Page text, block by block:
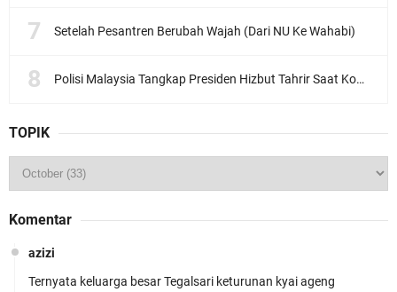
Setelah Pesantren Berubah Wajah (Dari NU Ke Wahabi)
Polisi Malaysia Tangkap Presiden Hizbut Tahrir Saat Konferensi Pers
TOPIK
Komentar
azizi
Ternyata keluarga besar Tegalsari keturunan kyai ageng